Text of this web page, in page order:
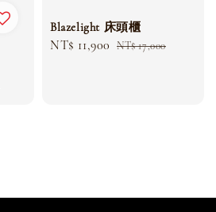
Blazelight 床頭櫃
Sale
NT$ 11,900 Regular
NT$ 17,000